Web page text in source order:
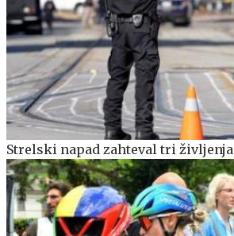
Strelski napad zahteval tri življenja